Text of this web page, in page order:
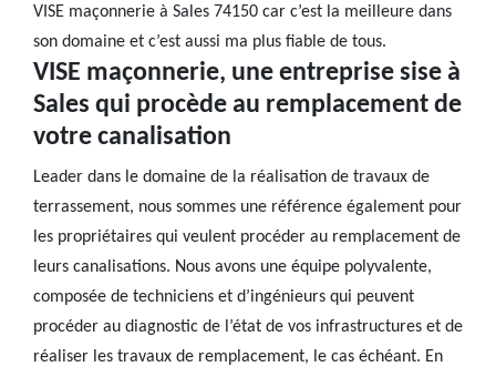
VISE maçonnerie à Sales 74150 car c’est la meilleure dans
son domaine et c’est aussi ma plus fiable de tous.
VISE maçonnerie, une entreprise sise à
Sales qui procède au remplacement de
votre canalisation
Leader dans le domaine de la réalisation de travaux de
terrassement, nous sommes une référence également pour
les propriétaires qui veulent procéder au remplacement de
leurs canalisations. Nous avons une équipe polyvalente,
composée de techniciens et d’ingénieurs qui peuvent
procéder au diagnostic de l’état de vos infrastructures et de
réaliser les travaux de remplacement, le cas échéant. En